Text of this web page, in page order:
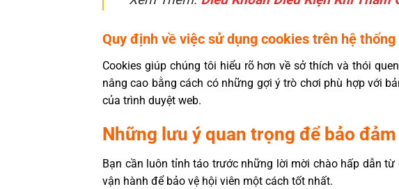
Quy định về việc sử dụng cookies trên hệ thống
Cookies giúp chúng tôi hiểu rõ hơn về sở thích và thói
nâng cao bằng cách có những gợi ý trò chơi phù hợp với
của trình duyệt web.
Những lưu ý quan trọng để bảo
Bạn cần luôn tỉnh táo trước những lời mời chào hấp dẫn
vận hành để bảo vệ hội viên một cách tốt nhất.